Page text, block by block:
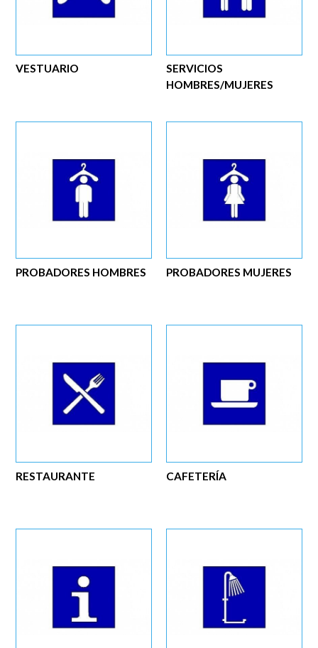
SERVICIOS
HOMBRES/MUJERES
VESTUARIO
PROBADORES MUJERES
PROBADORES HOMBRES
CAFETERÍA
RESTAURANTE